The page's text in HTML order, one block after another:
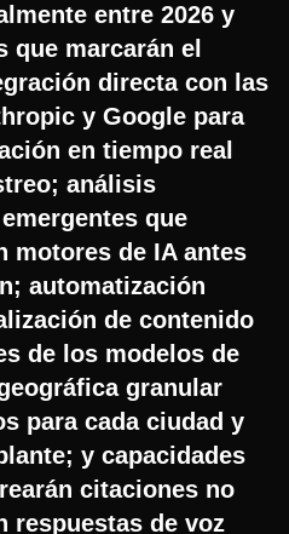
entre 2026 y
que marcarán el
directa con las
y Google para
en tiempo real
análisis
que
motores de IA antes
automatización
de contenido
de los modelos de
granular
para cada ciudad y
y capacidades
citaciones no
respuestas de voz